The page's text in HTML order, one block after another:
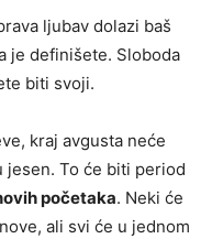
ljubav dolazi baš
je definišete. Sloboda
biti svoji.
kraj avgusta neće
jesen. To će biti period
početaka. Neki će
ali svi će u jednom